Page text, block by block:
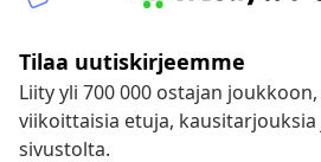
Tilaa uutiskirjeemme
Liity yli 700 000 ostajan
viikoittaisia etuja, kausitarjouksia
sivustolta.